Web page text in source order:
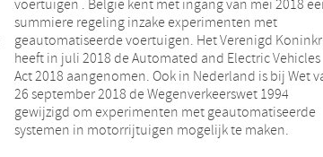
systemen in motorrijtuigen mogelijk te maken.